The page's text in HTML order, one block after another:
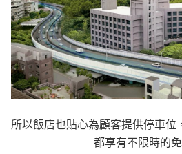
所以飯店也貼心為顧客提供停車位
都享有不限時的